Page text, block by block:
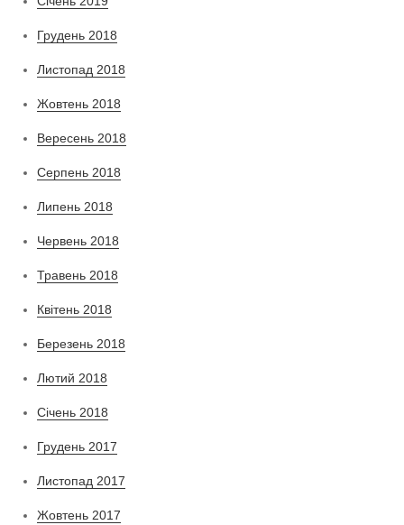
Грудень 2018
Листопад 2018
Жовтень 2018
Вересень 2018
Серпень 2018
Липень 2018
Червень 2018
Травень 2018
Квітень 2018
Березень 2018
Лютий 2018
Січень 2018
Грудень 2017
Листопад 2017
Жовтень 2017